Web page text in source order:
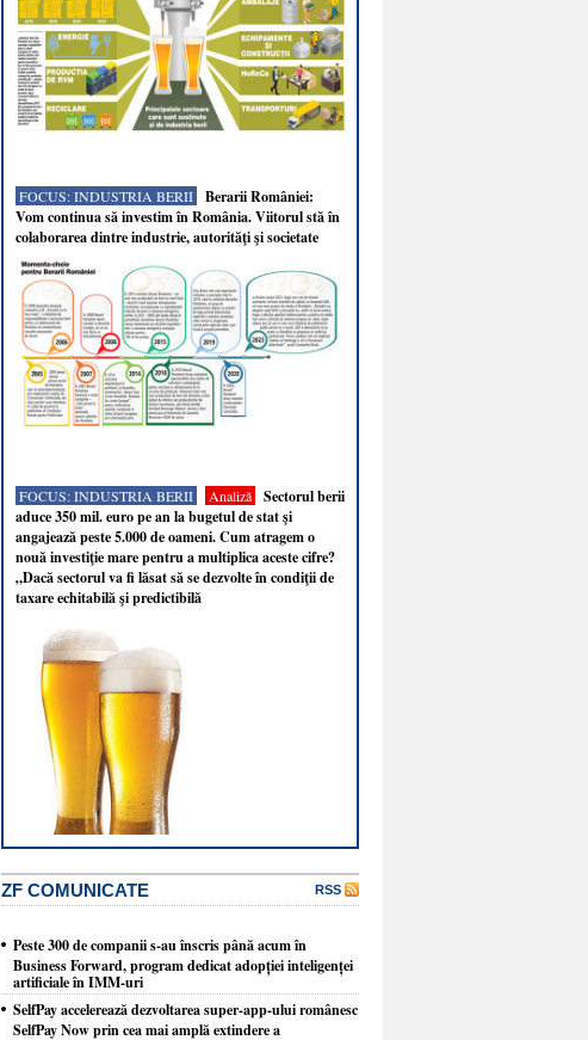
FOCUS: INDUSTRIA BERII
Berarii României:
Vom continua să investim în România. Viitorul stă în
colaborarea dintre industrie, autorităţi şi societate
FOCUS: INDUSTRIA BERII Analiză
Sectorul berii
aduce 350 mil. euro pe an la bugetul de stat şi
angajează peste 5.000 de oameni. Cum atragem o
nouă investiţie mare pentru a multiplica aceste cifre?
„Dacă sectorul va fi lăsat să se dezvolte în condiţii de
taxare echitabilă şi predictibilă
ZF COMUNICATE RSS
Peste 300 de companii s-au înscris până acum în
Business Forward, program dedicat adopției inteligenței
artificiale în IMM-uri
SelfPay accelerează dezvoltarea super-app-ului românesc
SelfPay Now prin cea mai amplă extindere a